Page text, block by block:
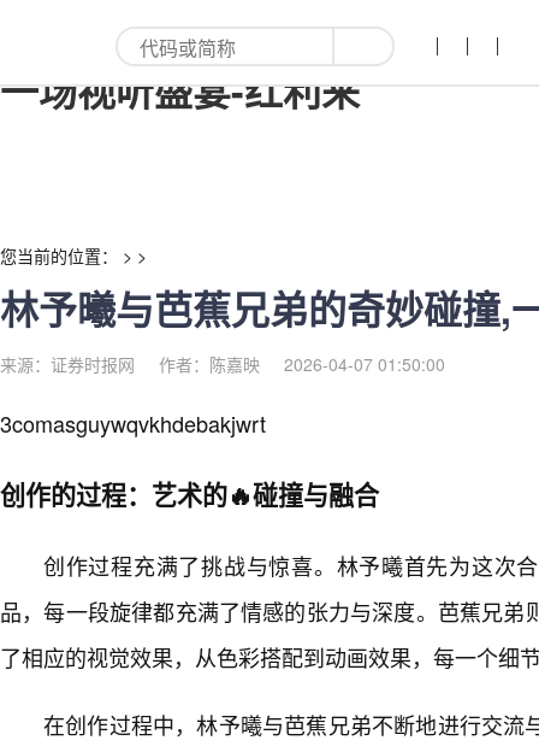
林予曦与芭蕉兄弟的奇妙碰撞,
一场视听盛宴-红利来
您当前的位置： > >
林予曦与芭蕉兄弟的奇妙碰撞,
来源：证券时报网 作者：陈嘉映 2026-04-07 01:50:00
3comasguywqvkhdebakjwrt
创作的过程：艺术的🔥碰撞与融合
创作过程充满了挑战与惊喜。林予曦首先为这次
品，每一段旋律都充满了情感的张力与深度。芭蕉兄弟
了相应的视觉效果，从色彩搭配到动画效果，每一个细
在创作过程中，林予曦与芭蕉兄弟不断地进行交流